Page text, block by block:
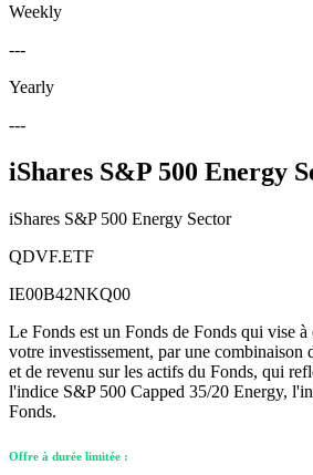
Weekly
---
Yearly
---
iShares S&P 500 Energy
iShares S&P 500 Energy Sector
QDVF.ETF
IE00B42NKQ00
Le Fonds est un Fonds de Fonds qui vise
votre investissement, par une combinaison
et de revenu sur les actifs du Fonds, qui
l'indice S&P 500 Capped 35/20 Energy,
Fonds.
Offre à durée limitée :